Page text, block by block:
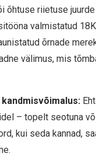
õhtuse riietuse
valmistatud
õrnade
välimus, mis
– topelt seotuna
kui seda kannad,